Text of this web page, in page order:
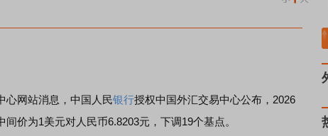
网站消息，中国人民银行授权中国外汇交易中心公布，2026
价为1美元对人民币6.8203元，下调19个基点。
半导